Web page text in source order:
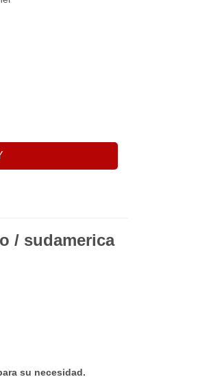
/ sudamerica
su necesidad.